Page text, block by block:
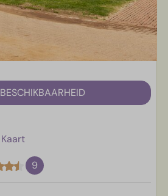
BESCHIKBAARHEID
Kaart
9